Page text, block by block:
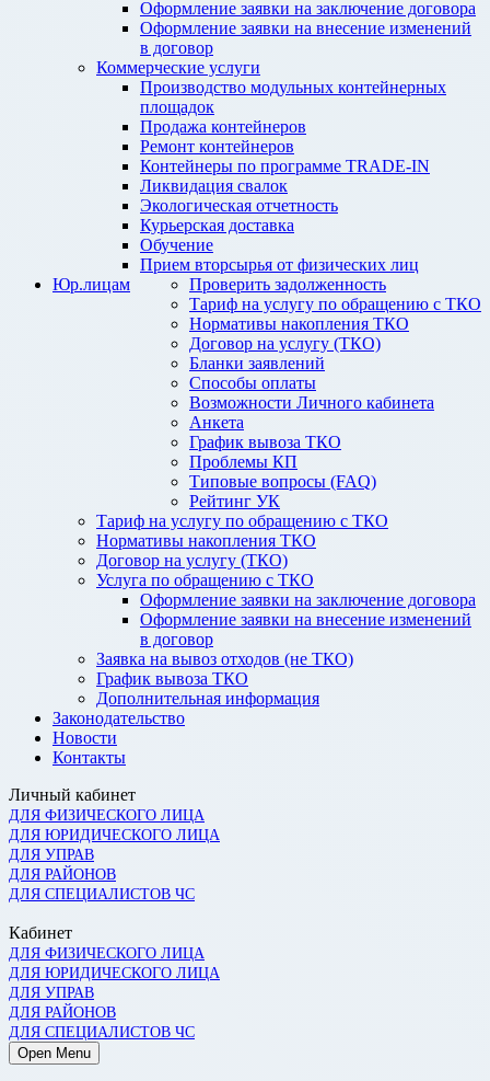
Оформление заявки на заключение договора
Оформление заявки на внесение изменений
в договор
Коммерческие услуги
Производство модульных контейнерных
площадок
Продажа контейнеров
Ремонт контейнеров
Контейнеры по программе TRADE-IN
Ликвидация свалок
Экологическая отчетность
Курьерская доставка
Обучение
Прием вторсырья от физических лиц
Проверить задолженность
Тариф на услугу по обращению с ТКО
Нормативы накопления ТКО
Договор на услугу (ТКО)
Бланки заявлений
Способы оплаты
Возможности Личного кабинета
Анкета
График вывоза ТКО
Проблемы КП
Типовые вопросы (FAQ)
Рейтинг УК
Юр.лицам
Тариф на услугу по обращению с ТКО
Нормативы накопления ТКО
Договор на услугу (ТКО)
Услуга по обращению с ТКО
Оформление заявки на заключение договора
Оформление заявки на внесение изменений
в договор
Заявка на вывоз отходов (не ТКО)
График вывоза ТКО
Дополнительная информация
Законодательство
Новости
Контакты
Личный кабинет
ДЛЯ ФИЗИЧЕСКОГО ЛИЦА
ДЛЯ ЮРИДИЧЕСКОГО ЛИЦА
ДЛЯ УПРАВ
ДЛЯ РАЙОНОВ
ДЛЯ СПЕЦИАЛИСТОВ ЧС
Кабинет
ДЛЯ ФИЗИЧЕСКОГО ЛИЦА
ДЛЯ ЮРИДИЧЕСКОГО ЛИЦА
ДЛЯ УПРАВ
ДЛЯ РАЙОНОВ
ДЛЯ СПЕЦИАЛИСТОВ ЧС
Open Menu